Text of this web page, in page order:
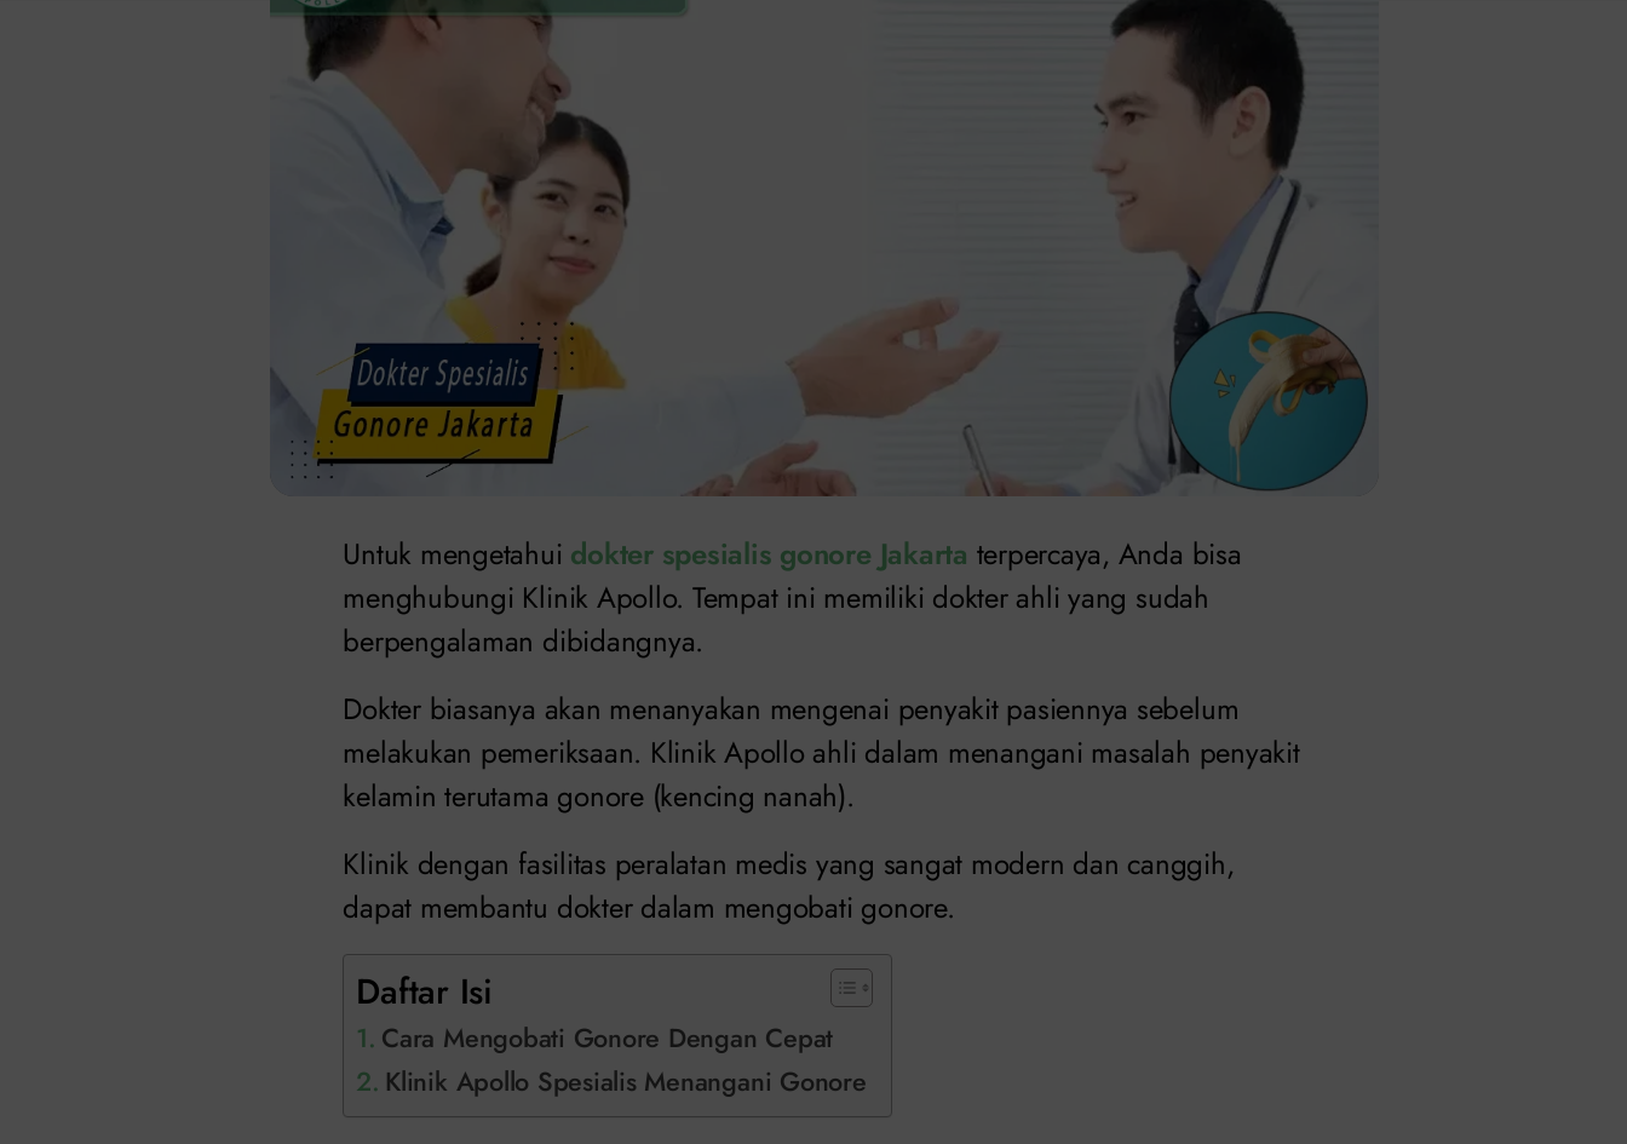
Untuk mengetahui dokter spesialis gonore Jakarta terpercaya, Anda bisa
menghubungi Klinik Apollo. Tempat ini memiliki dokter ahli yang sudah
berpengalaman dibidangnya.
Dokter biasanya akan menanyakan mengenai penyakit pasiennya sebelum
melakukan pemeriksaan. Klinik Apollo ahli dalam menangani masalah penyakit
kelamin terutama gonore (kencing nanah).
Klinik dengan fasilitas peralatan medis yang sangat modern dan canggih,
dapat membantu dokter dalam mengobati gonore.
Daftar Isi
Cara Mengobati Gonore Dengan Cepat
Klinik Apollo Spesialis Menangani Gonore